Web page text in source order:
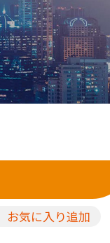
お気に入り追加